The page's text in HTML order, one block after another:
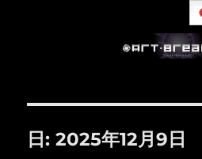
日:2025年12月9日